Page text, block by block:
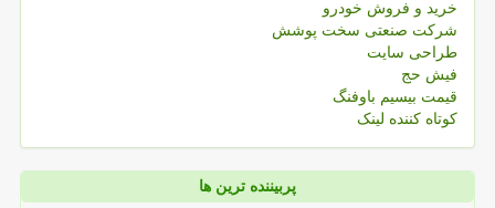
خرید و فروش خودرو
شرکت صنعتی سخت پوشش
طراحی سایت
فیش حج
قیمت بیسیم باوفنگ
کوتاه کننده لینک
پربیننده ترین ها